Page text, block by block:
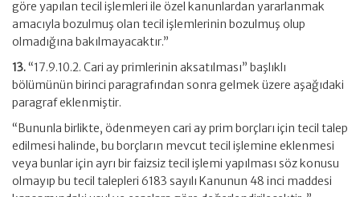
göre yapılan tecil işlemleri ile özel kanunlardan yararlanmak
amacıyla bozulmuş olan tecil işlemlerinin bozulmuş olup
olmadığına bakılmayacaktır.”
13. “17.9.10.2. Cari ay primlerinin aksatılması” başlıklı
bölümünün birinci paragrafından sonra gelmek üzere aşağıdaki
paragraf eklenmiştir.
“Bununla birlikte, ödenmeyen cari ay prim borçları için tecil talep
edilmesi halinde, bu borçların mevcut tecil işlemine eklenmesi
veya bunlar için ayrı bir faizsiz tecil işlemi yapılması söz konusu
olmayıp bu tecil talepleri 6183 sayılı Kanunun 48 inci maddesi